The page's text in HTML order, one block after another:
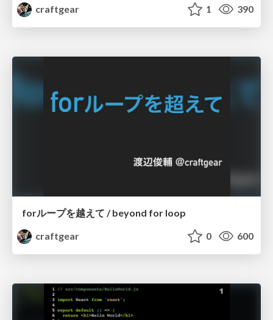
craftgear
1 390
forループを越えて / beyond for loop
craftgear
0 600